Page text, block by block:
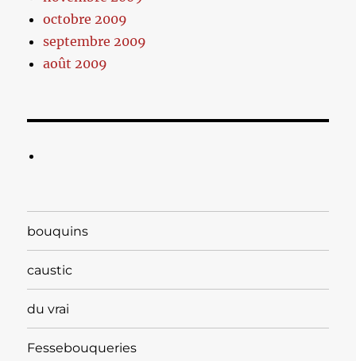
octobre 2009
septembre 2009
août 2009
bouquins
caustic
du vrai
Fessebouqueries